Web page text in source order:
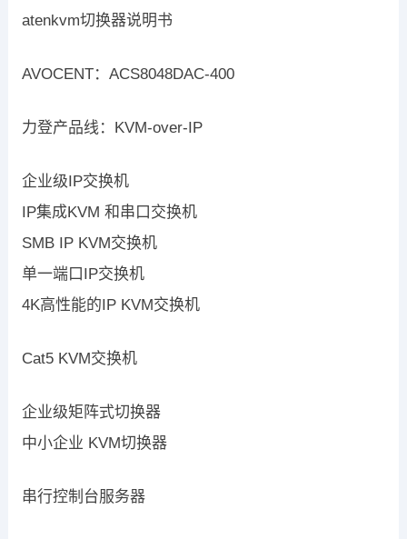
atenkvm切换器说明书
AVOCENT：ACS8048DAC-400
力登产品线：KVM-over-IP
企业级IP交换机
IP集成KVM 和串口交换机
SMB IP KVM交换机
单一端口IP交换机
4K高性能的IP KVM交换机
Cat5 KVM交换机
企业级矩阵式切换器
中小企业 KVM切换器
串行控制台服务器